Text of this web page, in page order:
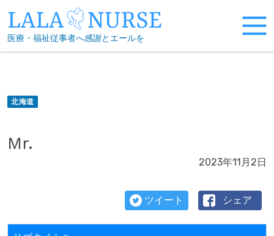
to
content
医療・福祉従事者へ感謝とエールを
北海道
Mr.
2023年11月2日
ツイート シェア